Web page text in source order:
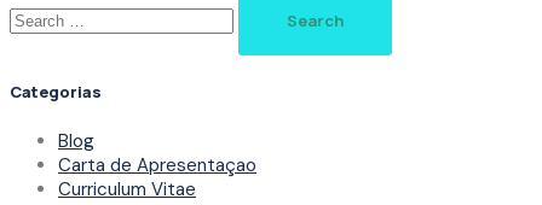
for:
Categorias
Blog
Carta de Apresentaçao
Curriculum Vitae